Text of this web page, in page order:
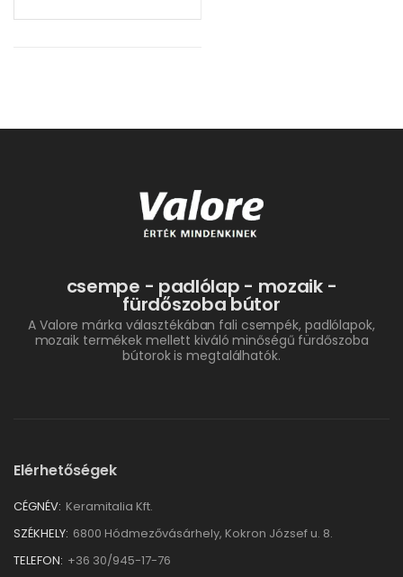
csempe - padlólap - mozaik -
fürdőszoba bútor
A Valore márka választékában fali csempék, padlólapok,
mozaik termékek mellett kiváló minőségű fürdőszoba
bútorok is megtalálhatók.
Elérhetőségek
CÉGNÉV: Keramitalia Kft.
SZÉKHELY: 6800 Hódmezővásárhely, Kokron József u. 8.
TELEFON: +36 30/945-17-76